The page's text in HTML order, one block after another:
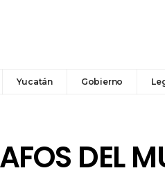
Yucatán Gobierno
DEL